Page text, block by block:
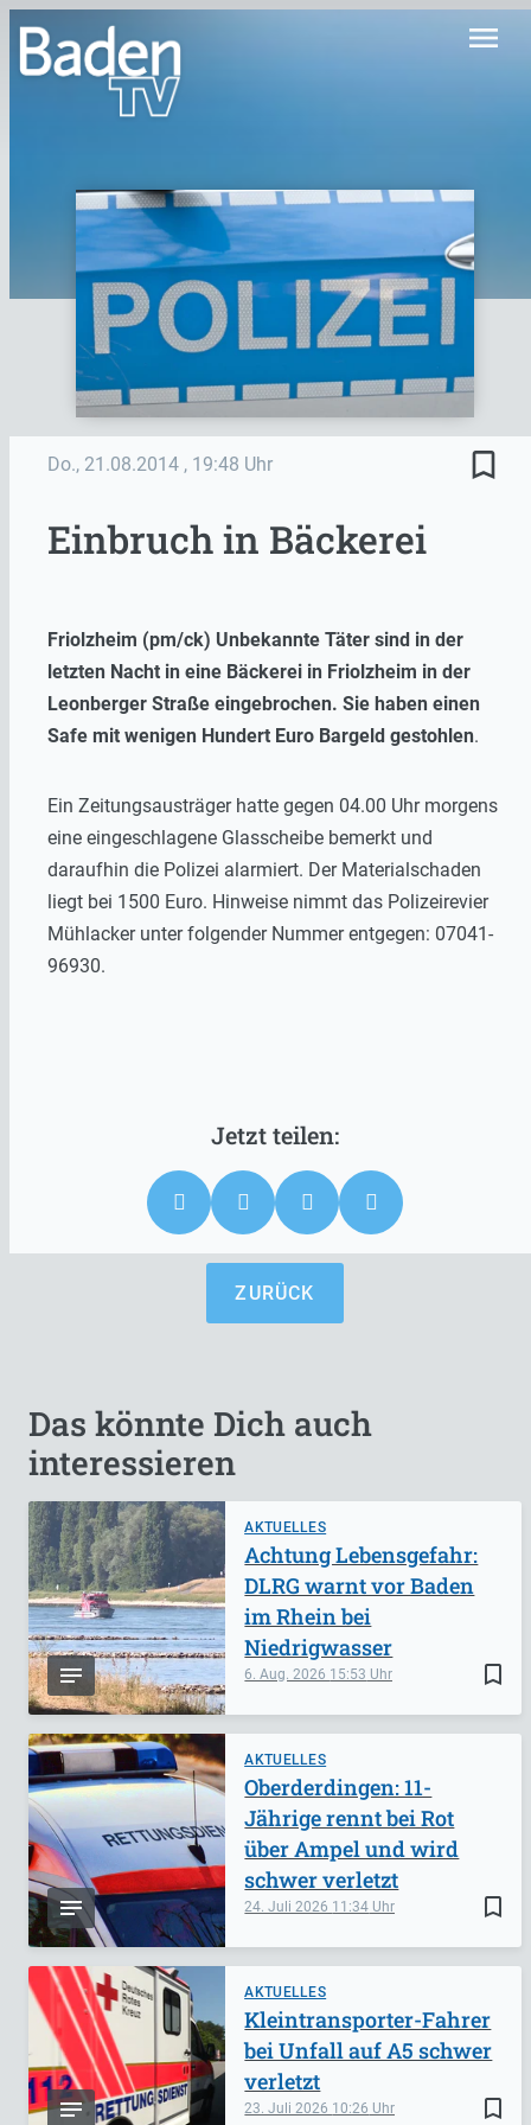
menu
Do., 21.08.2014 , 19:48 Uhr bookmark_border
Einbruch in Bäckerei
Friolzheim (pm/ck) Unbekannte Täter sind in der
letzten Nacht in eine Bäckerei in Friolzheim in der
Leonberger Straße eingebrochen. Sie haben einen
Safe mit wenigen Hundert Euro Bargeld gestohlen.
Ein Zeitungsausträger hatte gegen 04.00 Uhr morgens
eine eingeschlagene Glasscheibe bemerkt und
daraufhin die Polizei alarmiert. Der Materialschaden
liegt bei 1500 Euro. Hinweise nimmt das Polizeirevier
Mühlacker unter folgender Nummer entgegen: 07041-
96930.
ZURÜCK
Das könnte Dich auch
interessieren
AKTUELLES
bookmark_border
6. Aug. 2026 15:53
Achtung Lebensgefahr:
DLRG warnt vor Baden
im Rhein bei
Niedrigwasser
AKTUELLES
bookmark_border
24. Juli 2026 11:34
Oberderdingen: 11-
Jährige rennt bei Rot
über Ampel und wird
schwer verletzt
AKTUELLES
bookmark_border
23. Juli 2026 10:26
Kleintransporter-Fahrer
bei Unfall auf A5 schwer
verletzt